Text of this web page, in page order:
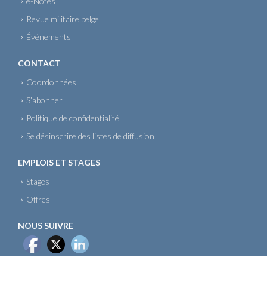
Revue militaire belge
Événements
CONTACT
Coordonnées
S’abonner
Politique de confidentialité
Se désinscrire des listes de diffusion
EMPLOIS ET STAGES
Stages
Offres
NOUS SUIVRE